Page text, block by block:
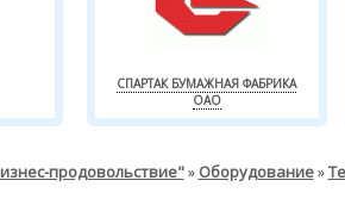
СПАРТАК БУМАЖНАЯ ФАБРИКА
ОАО
продовольствие"» Оборудование»